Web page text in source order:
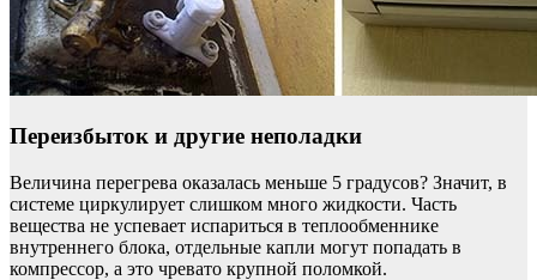
Переизбыток и другие неполадки
Величина перегрева оказалась меньше 5 градусов? Значит, в
системе циркулирует слишком много жидкости. Часть
вещества не успевает испариться в теплообменнике
внутреннего блока, отдельные капли могут попадать в
компрессор, а это чревато крупной поломкой.